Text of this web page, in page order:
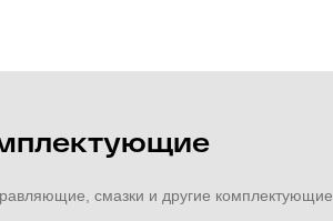
смазки и другие комплектующие